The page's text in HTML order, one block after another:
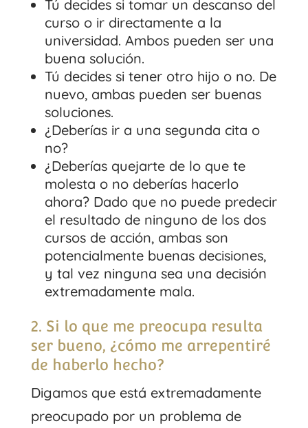
Tú decides si tomar un descanso del
curso o ir directamente a la
universidad. Ambos pueden ser una
buena solución.
Tú decides si tener otro hijo o no. De
nuevo, ambas pueden ser buenas
soluciones.
¿Deberías ir a una segunda cita o
no?
¿Deberías quejarte de lo que te
molesta o no deberías hacerlo
ahora? Dado que no puede predecir
el resultado de ninguno de los dos
cursos de acción, ambas son
potencialmente buenas decisiones,
y tal vez ninguna sea una decisión
extremadamente mala.
2. Si lo que me preocupa resulta
ser bueno, ¿cómo me arrepentiré
de haberlo hecho?
Digamos que está extremadamente
preocupado por un problema de